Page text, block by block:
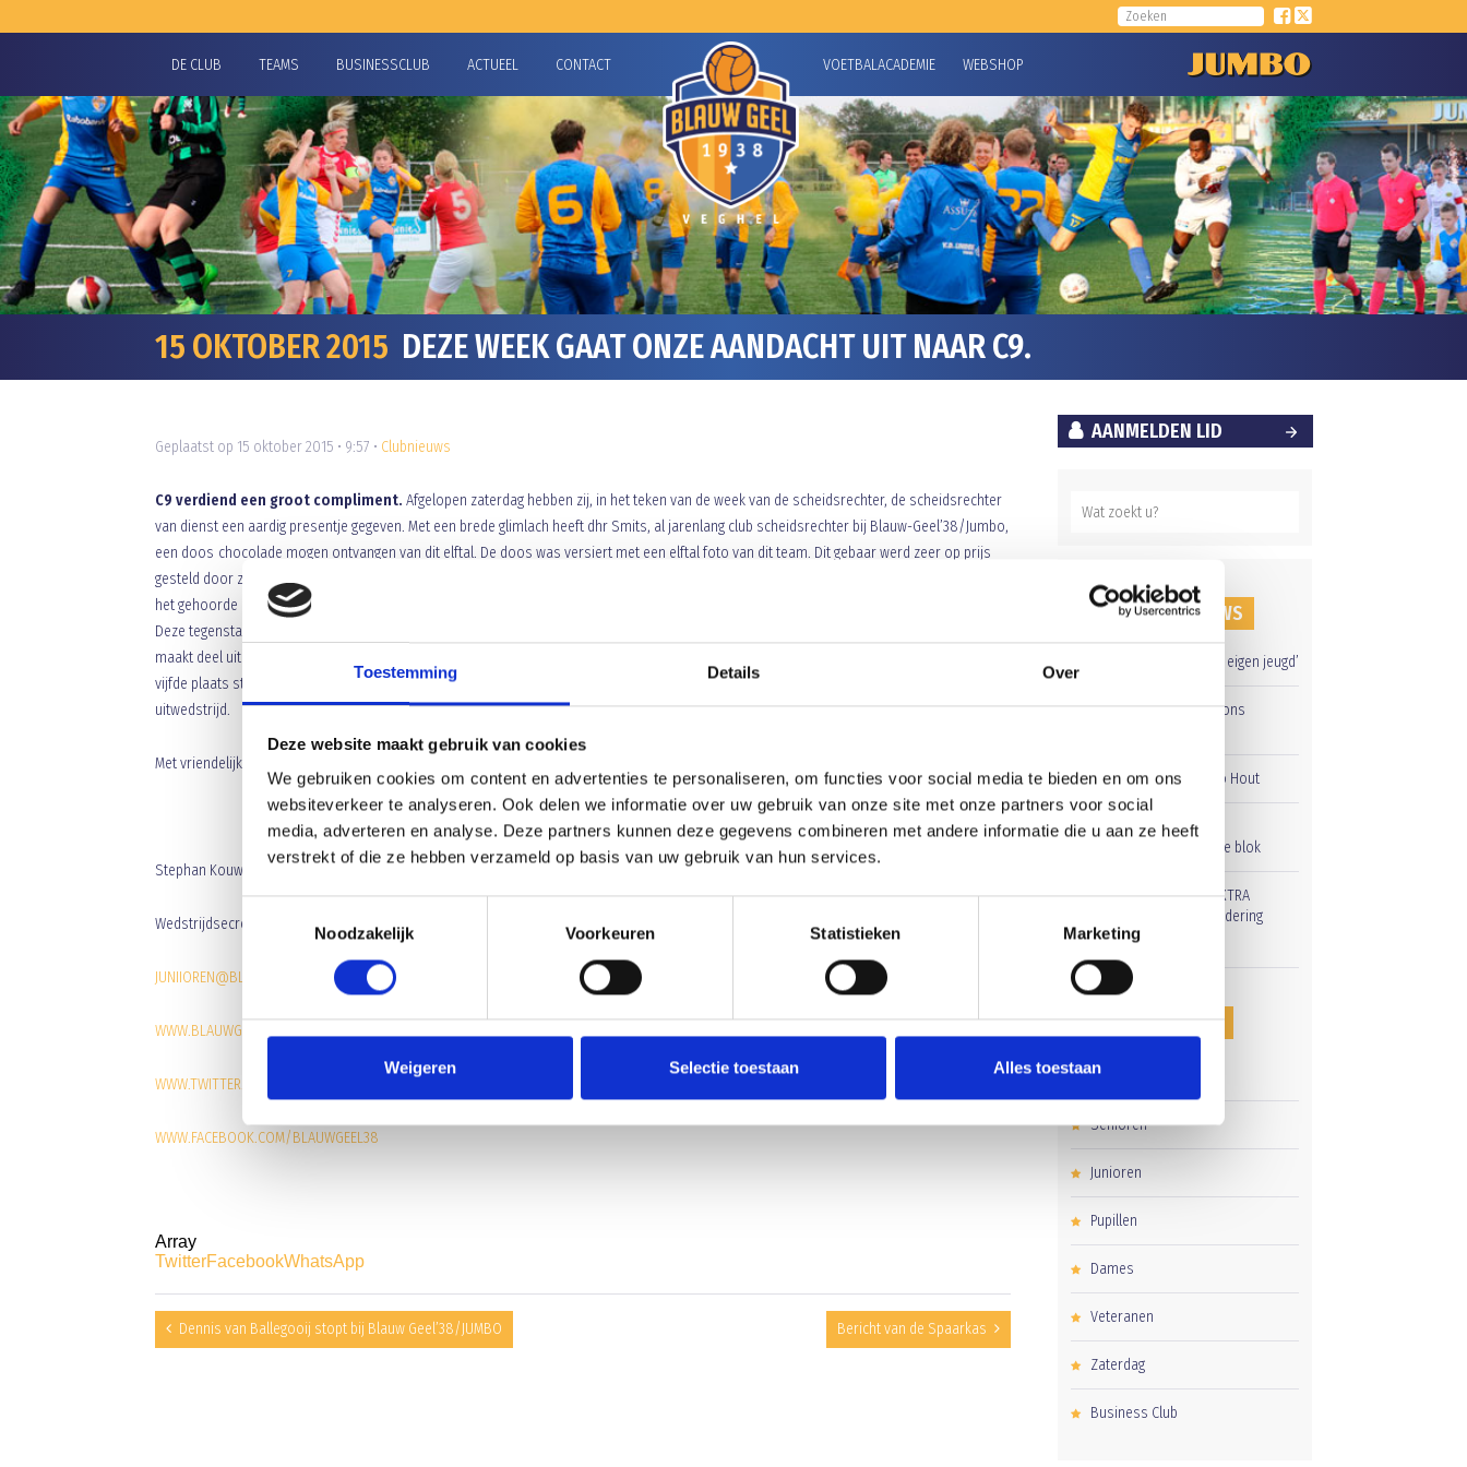
Toestemming Details Over
Deze website maakt gebruik van cookies
We gebruiken cookies om content en advertenties te personaliseren, om functies voor social media te bieden en om ons
websiteverkeer te analyseren. Ook delen we informatie over uw gebruik van onze site met onze partners voor social
media, adverteren en analyse. Deze partners kunnen deze gegevens combineren met andere informatie die u aan ze heeft
verstrekt of die ze hebben verzameld op basis van uw gebruik van hun services.
Noodzakelijk
Voorkeuren Statistieken Marketing
Weigeren Selectie toestaan Alles toestaan
DE CLUB TEAMS BUSINESSCLUB ACTUEEL CONTACT VOETBALACADEMIE WEBSHOP
15 OKTOBER 2015 DEZE WEEK GAAT ONZE AANDACHT UIT NAAR C9.
Geplaatst op 15 oktober 2015 • 9:57 • Clubnieuws
C9 verdiend een groot compliment. Afgelopen zaterdag hebben zij, in het teken van de week van de scheidsrechter, de scheidsrechter
van dienst een aardig presentje gegeven. Met een brede glimlach heeft dhr Smits, al jarenlang club scheidsrechter bij Blauw-Geel’38/Jumbo,
een doos chocolade mogen ontvangen van dit elftal. De doos was versiert met een elftal foto van dit team. Dit gebaar werd zeer op prijs
gesteld door zowel de scheidsrechter, als het gehele (jeugd) bestuur van Blauw-Geel’38/Jumbo. Zonder scheidsrechter geen wedstrijd is
het gehoorde motto van dit team.
Deze tegenstander moet verslagen worden wil C9 nog eindigen in de hoogste regionen van deze competitie. Ook Blauw-Geel’38/Jumbo C8
maakt deel uit van deze competitie, die voor C9 redelijk zwaar is. C9 staat op een zesde plaats en kan stijgen als het Venhorst dat op de
vijfde plaats staat kan verslaan. Wij wensen de leiders en de spelers een leuke wedstrijd en wederom veel voetbalplezier in hun
uitwedstrijd.
Met vriendelijke groet
Stephan Kouwenberg
Wedstrijdsecretaris junioren ABC
JUNIIOREN@BLAUWGEEL.NL
WWW.BLAUWGEEL.NL
WWW.TWITTER.COM/BLAUWGEEL38
WWW.FACEBOOK.COM/BLAUWGEEL38
Array
TwitterFacebookWhatsApp
Dennis van Ballegooij stopt bij Blauw Geel’38/JUMBO Bericht van de Spaarkas
AANMELDEN LID
RECENT NIEUWS
‘Méér kansen voor de eigen jeugd’
Groot onderhoud op ons
Overwinning op Mierlo Hout
Gelijkspel in eerste
oefenwedstrijd tweede blok
Uitnodiging voor de EXTRA
Algemene Ledenvergadering
CATEGORIEËN
Clubnieuws
Senioren
Junioren
Pupillen
Dames
Veteranen
Zaterdag
Business Club